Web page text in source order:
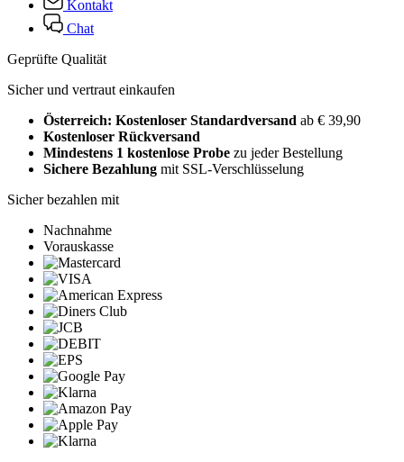
Kontakt
Chat
Geprüfte Qualität
Sicher und vertraut einkaufen
Österreich: Kostenloser Standardversand ab € 39,90
Kostenloser Rückversand
Mindestens 1 kostenlose Probe zu jeder Bestellung
Sichere Bezahlung mit SSL-Verschlüsselung
Sicher bezahlen mit
Nachnahme
Vorauskasse